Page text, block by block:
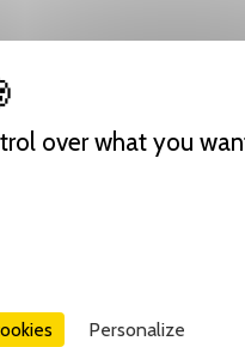
over what you
Personalize